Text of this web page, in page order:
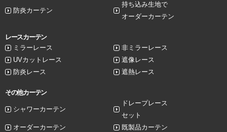
防炎カーテン
持ち込み生地で
オーダーカーテン
レースカーテン
ミラーレース
非ミラーレース
UVカットレース
遮像レース
防炎レース
遮熱レース
その他カーテン
シャワーカーテン
ドレープレース
セット
オーダーカーテン
既製品カーテン